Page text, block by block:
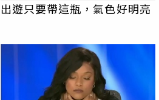
出遊只要帶這瓶，氣色好明亮